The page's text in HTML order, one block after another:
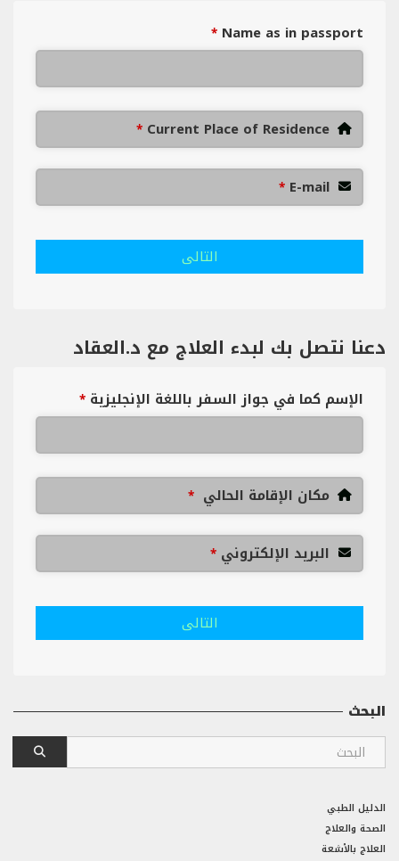
Name as in passport
*
Current Place of Residence
*
E-mail
*
التالى
دعنا نتصل بك لبدء العلاج مع د.العقاد
الإسم كما في جواز السفر باللغة الإنجليزية *
مكان الإقامة الحالي *
البريد الإلكتروني *
التالى
البحث
الدليل الطبي
الصحة والعلاج
العلاج بالأشعة